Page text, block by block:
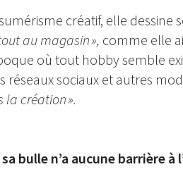
créatif, elle dessine
au magasin », comme elle
où tout hobby semble
sociaux et autres
la création ».
bulle n’a aucune barrière à